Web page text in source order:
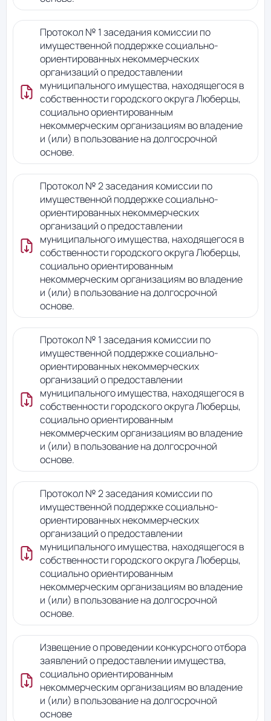
Протокол № 1 заседания комиссии по
имущественной поддержке социально-
ориентированных некоммерческих
организаций о предоставлении
муниципального имущества, находящегося в
собственности городского округа Люберцы,
социально ориентированным
некоммерческим организациям во владение
и (или) в пользование на долгосрочной
основе.
Протокол № 2 заседания комиссии по
имущественной поддержке социально-
ориентированных некоммерческих
организаций о предоставлении
муниципального имущества, находящегося в
собственности городского округа Люберцы,
социально ориентированным
некоммерческим организациям во владение
и (или) в пользование на долгосрочной
основе.
Протокол № 1 заседания комиссии по
имущественной поддержке социально-
ориентированных некоммерческих
организаций о предоставлении
муниципального имущества, находящегося в
собственности городского округа Люберцы,
социально ориентированным
некоммерческим организациям во владение
и (или) в пользование на долгосрочной
основе.
Протокол № 2 заседания комиссии по
имущественной поддержке социально-
ориентированных некоммерческих
организаций о предоставлении
муниципального имущества, находящегося в
собственности городского округа Люберцы,
социально ориентированным
некоммерческим организациям во владение
и (или) в пользование на долгосрочной
основе.
Извещение о проведении конкурсного отбора
заявлений о предоставлении имущества,
социально ориентированным
некоммерческим организациям во владение
и (или) в пользование на долгосрочной
основе